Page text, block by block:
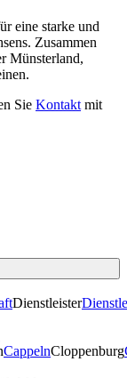
eine starke und
Zusammen
Münsterland,
Sie Kontakt mit
Dienstleister
CappelnCloppenburg